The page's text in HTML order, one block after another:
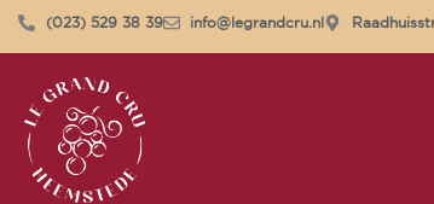
(023) 529 38 39 info@legrandcru.nl